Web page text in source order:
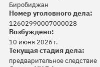
Биробиджан
Номер уголовного дела:
12602990007000028
Возбуждено:
10 июня 2026 г.
Текущая стадия дела:
предварительное следствие